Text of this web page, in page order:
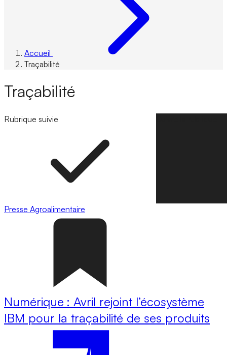
Accueil
Traçabilité
Traçabilité
Rubrique suivie
Presse Agroalimentaire
Numérique : Avril rejoint l’écosystème
IBM pour la traçabilité de ses produits